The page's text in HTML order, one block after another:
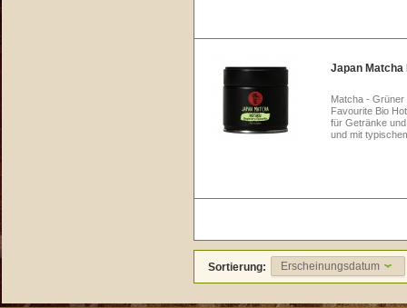
Japan Matcha
Matcha -
Favourite Bio
für Getränke
und mit
Sortierung: Erscheinungsdatum